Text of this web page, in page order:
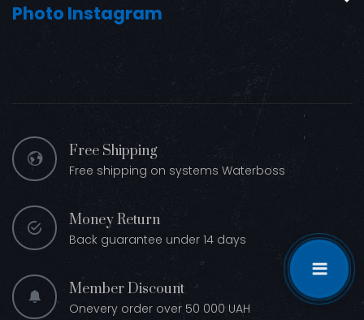
Photo Instagram
Free Shipping
Free shipping on systems Waterboss
Money Return
Back guarantee under 14 days
Member Discount
Onevery order over 50 000 UAH